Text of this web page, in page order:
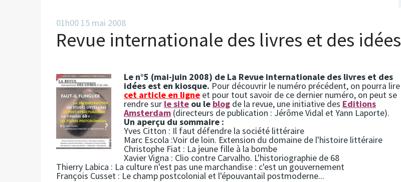
01h00 15 mai 2008
Revue internationale des livres et des idées
Le n°5 (mai-juin 2008) de La Revue internationale des livres et des
idées est en kiosque.Pour découvrir le numéro précédent, on pourra lire
cet article en ligne et pour tout savoir de ce dernier numéro, on peut se
rendre sur le site ou leblog de la revue, une initiative des Editions
Amsterdam (directeurs de publication : Jérôme Vidal et Yann Laporte).
Un aperçu du sommaire :
Yves Citton : Il faut défendre la société littéraire
Marc Escola :Voir de loin. Extension du domaine de l'histoire littéraire
Christophe Fiat : La jeune fille à la bombe
Xavier Vigna : Clio contre Carvalho. L'historiographie de 68
Thierry Labica : La culture n'est pas une marchandise : c'est un gouvernement
François Cusset : Le champ postcolonial et l'épouvantail postmoderne...